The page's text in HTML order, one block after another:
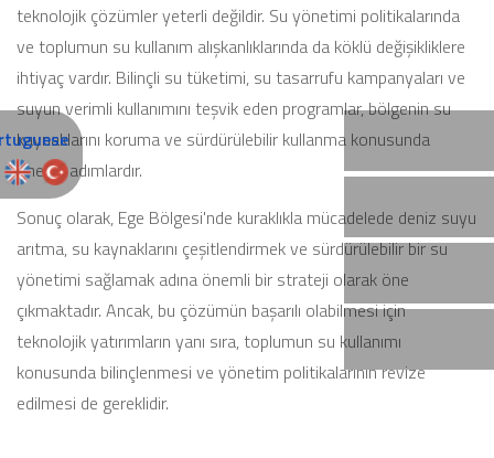
teknolojik çözümler yeterli değildir. Su yönetimi politikalarında
ve toplumun su kullanım alışkanlıklarında da köklü değişikliklere
ihtiyaç vardır. Bilinçli su tüketimi, su tasarrufu kampanyaları ve
suyun verimli kullanımını teşvik eden programlar, bölgenin su
kaynaklarını koruma ve sürdürülebilir kullanma konusunda
önemli adımlardır.
Sonuç olarak, Ege Bölgesi'nde kuraklıkla mücadelede deniz suyu
arıtma, su kaynaklarını çeşitlendirmek ve sürdürülebilir bir su
yönetimi sağlamak adına önemli bir strateji olarak öne
çıkmaktadır. Ancak, bu çözümün başarılı olabilmesi için
teknolojik yatırımların yanı sıra, toplumun su kullanımı
konusunda bilinçlenmesi ve yönetim politikalarının revize
edilmesi de gereklidir.